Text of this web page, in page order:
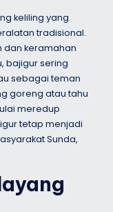
keliling yang
tradisional.
dan keramahan
bajigur sering
sebagai teman
goreng atau tahu
meredup
tetap menjadi
Sunda,